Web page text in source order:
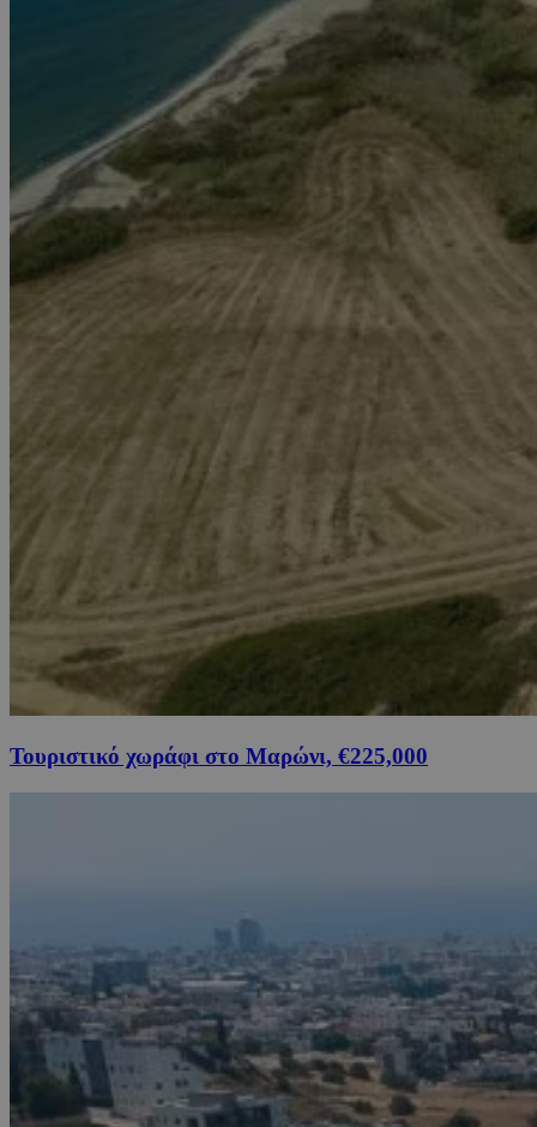
Τουριστικό χωράφι στο Μαρώνι, €225,000